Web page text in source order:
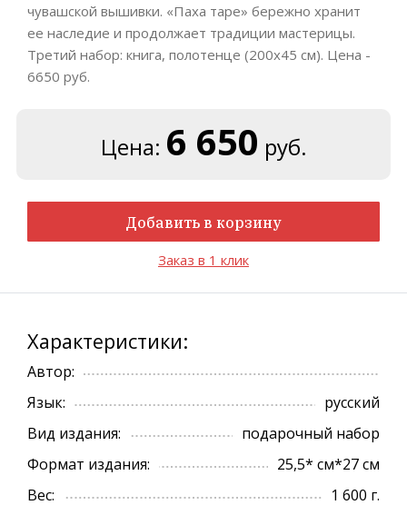
чувашской вышивки. «Паха таре» бережно хранит
ее наследие и продолжает традиции мастерицы.
Третий набор: книга, полотенце (200х45 см). Цена -
6650 руб.
Цена: 6 650 руб.
Добавить в корзину
Заказ в 1 клик
Характеристики:
Автор:
Язык:
русский
Вид издания:
подарочный набор
Формат издания:
25,5* см*27 см
Вес:
1 600 г.